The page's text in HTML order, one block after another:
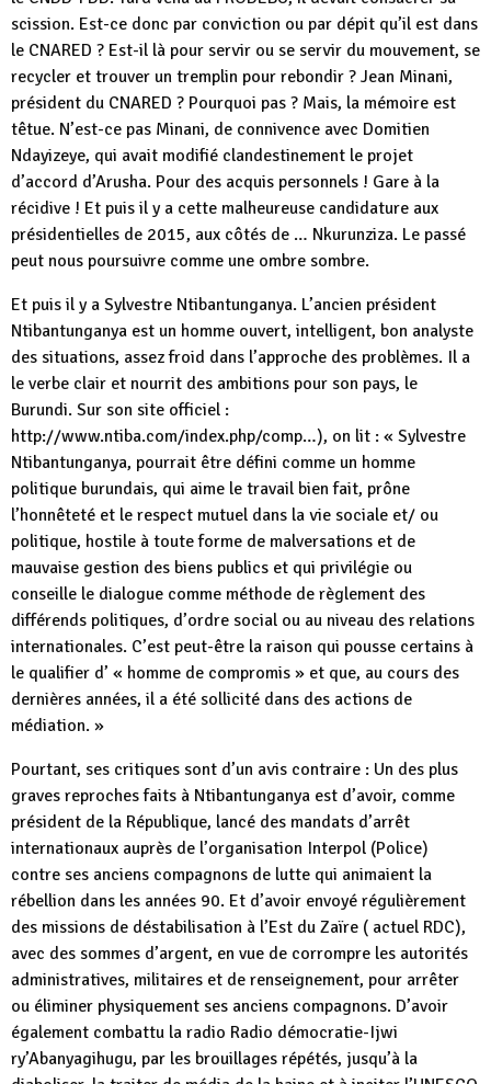
scission. Est-ce donc par conviction ou par dépit qu’il est dans
le CNARED ? Est-il là pour servir ou se servir du mouvement, se
recycler et trouver un tremplin pour rebondir ? Jean Minani,
président du CNARED ? Pourquoi pas ? Mais, la mémoire est
têtue. N’est-ce pas Minani, de connivence avec Domitien
Ndayizeye, qui avait modifié clandestinement le projet
d’accord d’Arusha. Pour des acquis personnels ! Gare à la
récidive ! Et puis il y a cette malheureuse candidature aux
présidentielles de 2015, aux côtés de … Nkurunziza. Le passé
peut nous poursuivre comme une ombre sombre.
Et puis il y a Sylvestre Ntibantunganya. L’ancien président
Ntibantunganya est un homme ouvert, intelligent, bon analyste
des situations, assez froid dans l’approche des problèmes. Il a
le verbe clair et nourrit des ambitions pour son pays, le
Burundi. Sur son site officiel :
http://www.ntiba.com/index.php/comp…), on lit : « Sylvestre
Ntibantunganya, pourrait être défini comme un homme
politique burundais, qui aime le travail bien fait, prône
l’honnêteté et le respect mutuel dans la vie sociale et/ ou
politique, hostile à toute forme de malversations et de
mauvaise gestion des biens publics et qui privilégie ou
conseille le dialogue comme méthode de règlement des
différends politiques, d’ordre social ou au niveau des relations
internationales. C’est peut-être la raison qui pousse certains à
le qualifier d’ « homme de compromis » et que, au cours des
dernières années, il a été sollicité dans des actions de
médiation. »
Pourtant, ses critiques sont d’un avis contraire : Un des plus
graves reproches faits à Ntibantunganya est d’avoir, comme
président de la République, lancé des mandats d’arrêt
internationaux auprès de l’organisation Interpol (Police)
contre ses anciens compagnons de lutte qui animaient la
rébellion dans les années 90. Et d’avoir envoyé régulièrement
des missions de déstabilisation à l’Est du Zaïre ( actuel RDC),
avec des sommes d’argent, en vue de corrompre les autorités
administratives, militaires et de renseignement, pour arrêter
ou éliminer physiquement ses anciens compagnons. D’avoir
également combattu la radio Radio démocratie-Ijwi
ry’Abanyagihugu, par les brouillages répétés, jusqu’à la